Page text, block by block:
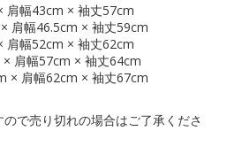
肩幅43cm × 袖丈57cm
肩幅46.5cm × 袖丈59cm
肩幅52cm × 袖丈62cm
肩幅57cm × 袖丈64cm
× 肩幅62cm × 袖丈67cm
で売り切れの場合はご了承くださ